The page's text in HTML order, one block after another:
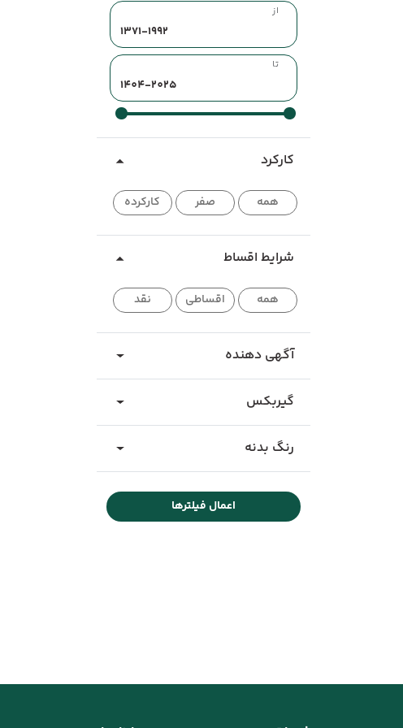
از
تا
کارکرد
همه صفر کارکرده
شرایط اقساط
همه اقساطی نقد
آگهی دهنده
گیربکس
رنگ بدنه
اعمال فیلترها